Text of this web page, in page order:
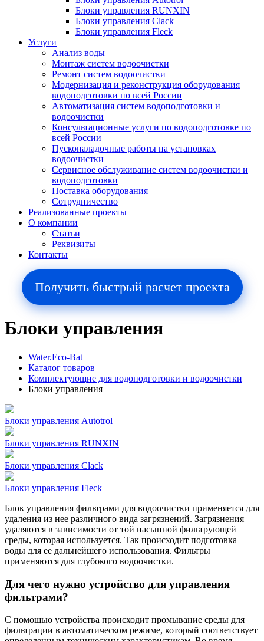
Блоки управления RUNXIN
Блоки управления Clack
Блоки управления Fleck
Услуги
Анализ воды
Монтаж систем водоочистки
Ремонт систем водоочистки
Модернизация и реконструкция оборудования
водоподготовки по всей России
Автоматизация систем водоподготовки и
водоочистки
Консультационные услуги по водоподготовке по
всей России
Пусконаладочные работы на установках
водоочистки
Сервисное обслуживание систем водоочистки и
водоподготовки
Поставка оборудования
Сотрудничество
Реализованные проекты
О компании
Cтатьи
Реквизиты
Контакты
Получить быстрый расчет проекта
Блоки управления
Water.Eco-Bat
Каталог товаров
Комплектующие для водоподготовки и водоочистки
Блоки управления
Блоки управления Autotrol
Блоки управления RUNXIN
Блоки управления Clack
Блоки управления Fleck
Блок управления фильтрами для водоочистки применяется для
удаления из нее различного вида загрязнений. Загрязнения
удаляются в зависимости от той насыпной фильтрующей
среды, которая используется. Так происходит подготовка
воды для ее дальнейшего использования. Фильтры
применяются для глубокого водоочистки.
Для чего нужно устройство для управления
фильтрами?
С помощью устройства происходит промывание среды для
фильтрации в автоматическом режиме, который соответствует